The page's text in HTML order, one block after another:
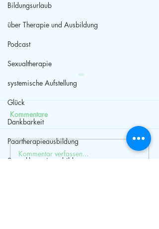
Bildungsurlaub
über Therapie und Ausbildung
Podcast
Sexualtherapie
systemische Aufstellung
Glück
Dankbarkeit
Paartherapieausbildung
Sexualtherapieausbildung
Bildungsurlaub
Kommentare
Kommentar verfassen...